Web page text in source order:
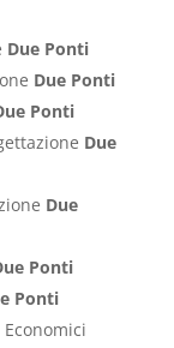
Due Ponti
Due Ponti
Ponti
Due
Due
Ponti
Ponti